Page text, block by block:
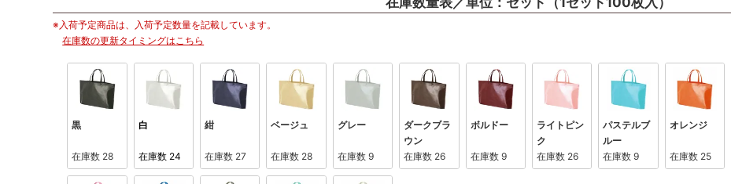
※入荷予定商品は、入荷予定数量を記載しています。
在庫数の更新タイミングはこちら
黒
在庫数 28
白
在庫数 24
紺
在庫数 27
ベージュ
在庫数 28
グレー
在庫数 9
ダークブラ
ウン
在庫数 26
ボルドー
在庫数 9
ライトピン
ク
在庫数 26
パステルブ
ルー
在庫数 9
オレンジ
在庫数 25